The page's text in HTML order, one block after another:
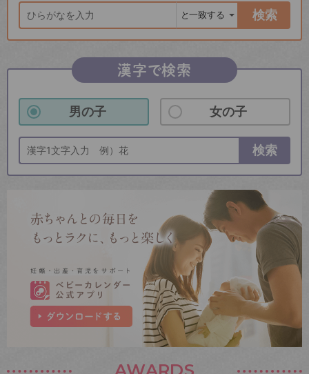
検索
漢字で検索
男の子 女の子
検索